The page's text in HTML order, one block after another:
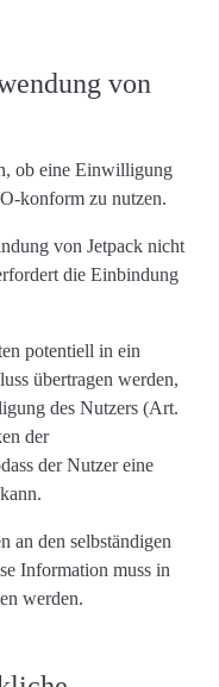
von
ob eine Einwilligung
konform zu nutzen.
von Jetpack nicht
die Einbindung
potentiell in ein
übertragen werden,
des Nutzers (Art.
der
der Nutzer eine
an den selbständigen
Information muss in
werden.